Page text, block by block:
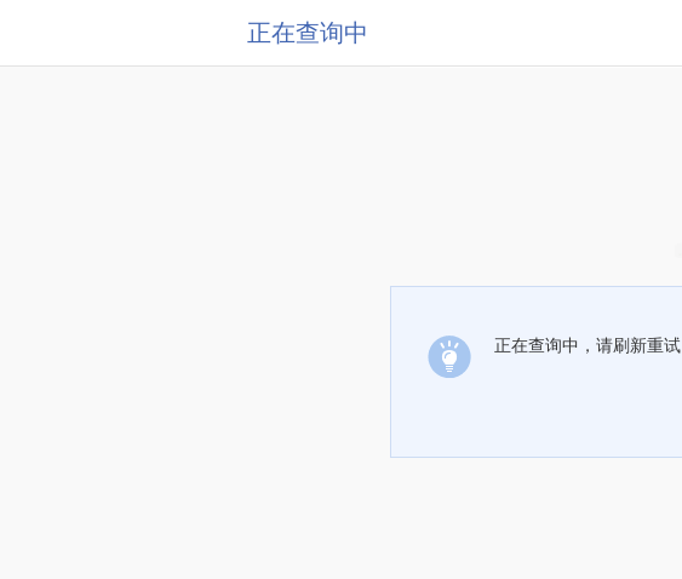
正在查询中
正在查询中，请刷新重试